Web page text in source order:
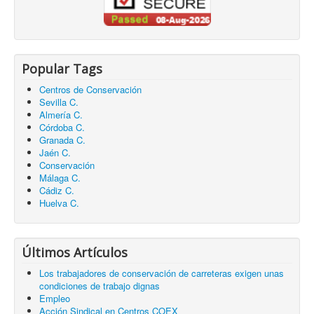
Popular Tags
Centros de Conservación
Sevilla C.
Almería C.
Córdoba C.
Granada C.
Jaén C.
Conservación
Málaga C.
Cádiz C.
Huelva C.
Últimos Artículos
Los trabajadores de conservación de carreteras exigen unas
condiciones de trabajo dignas
Empleo
Acción Sindical en Centros COEX